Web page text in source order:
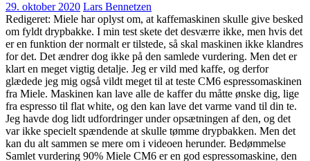
29. oktober 2020 Lars Bennetzen
Redigeret: Miele har oplyst om, at kaffemaskinen skulle give besked
om fyldt drypbakke. I min test skete det desværre ikke, men hvis det
er en funktion der normalt er tilstede, så skal maskinen ikke klandres
for det. Det ændrer dog ikke på den samlede vurdering. Men det er
klart en meget vigtig detalje. Jeg er vild med kaffe, og derfor
glædede jeg mig også vildt meget til at teste CM6 espressomaskinen
fra Miele. Maskinen kan lave alle de kaffer du måtte ønske dig, lige
fra espresso til flat white, og den kan lave det varme vand til din te.
Jeg havde dog lidt udfordringer under opsætningen af den, og det
var ikke specielt spændende at skulle tømme drypbakken. Men det
kan du alt sammen se mere om i videoen herunder. Bedømmelse
Samlet vurdering 90% Miele CM6 er en god espressomaskine, den